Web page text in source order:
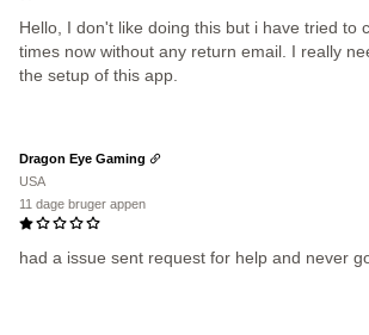
Hello, I don't like doing this but i have tried to
times now without any return email. I really
the setup of this app.
had a issue sent request for help and never
Dragon Eye Gaming
USA
11 dage bruger appen